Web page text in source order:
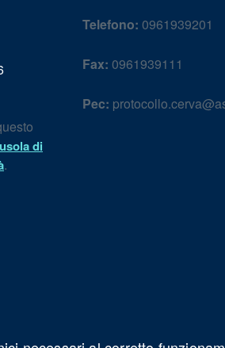
di
.
Telefono: 0961939201
Fax: 0961939111
Pec: